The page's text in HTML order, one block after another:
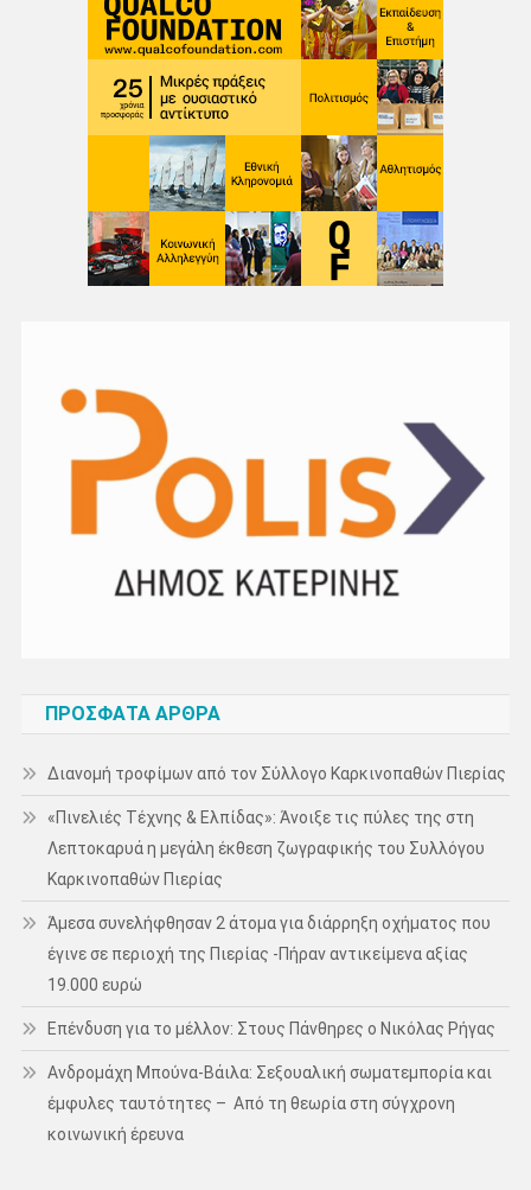
ΠΡΌΣΦΑΤΑ ΆΡΘΡΑ
Διανομή τροφίμων από τον Σύλλογο Καρκινοπαθών Πιερίας
«Πινελιές Τέχνης & Ελπίδας»: Άνοιξε τις πύλες της στη
Λεπτοκαρυά η μεγάλη έκθεση ζωγραφικής του Συλλόγου
Καρκινοπαθών Πιερίας
Άμεσα συνελήφθησαν 2 άτομα για διάρρηξη οχήματος που
έγινε σε περιοχή της Πιερίας -Πήραν αντικείμενα αξίας
19.000 ευρώ
Επένδυση για το μέλλον: Στους Πάνθηρες ο Νικόλας Ρήγας
Ανδρομάχη Μπούνα-Βάιλα: Σεξουαλική σωματεμπορία και
έμφυλες ταυτότητες – Από τη θεωρία στη σύγχρονη
κοινωνική έρευνα